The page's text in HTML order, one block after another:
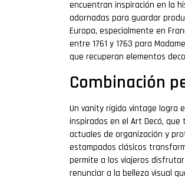
encuentran inspiración en la
adornadas para guardar
Europa, especialmente en
entre 1761 y 1763 para
que recuperan elementos
Combinación
Un vanity rígido vintage logra
inspirados en el Art Decó, que
actuales de organización y
estampados clásicos
permite a los viajeros
renunciar a la belleza visual